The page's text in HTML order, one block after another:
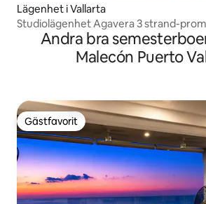
Lägenhet i Vallarta
Studiolägenhet Agavera 3 strand-
restauranger
Andra bra
Malecón Puerto
Gästfavorit
Gästfavorit